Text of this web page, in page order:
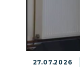
27.07.2026